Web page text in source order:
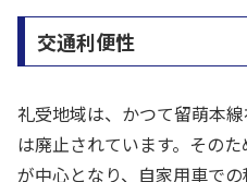
交通利便性
礼受地域は、かつて留萌本
は廃止されています。その
が中心となり、自家用車で